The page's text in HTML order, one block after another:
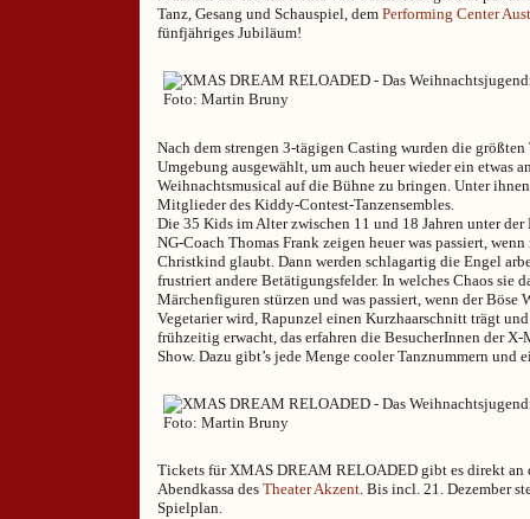
Tanz, Gesang und Schauspiel, dem Performing Center
fünfjähriges Jubiläum!
Nach dem strengen 3-tägigen Casting wurden die größten
Umgebung ausgewählt, um auch heuer wieder ein etwas
Weihnachtsmusical auf die Bühne zu bringen. Unter
Mitglieder des Kiddy-Contest-Tanzensembles.
Die 35 Kids im Alter zwischen 11 und 18 Jahren unter
NG-Coach Thomas Frank zeigen heuer was passiert,
Christkind glaubt. Dann werden schlagartig die Engel
frustriert andere Betätigungsfelder. In welches Chaos sie
Märchenfiguren stürzen und was passiert, wenn der
Vegetarier wird, Rapunzel einen Kurzhaarschnitt trägt
frühzeitig erwacht, das erfahren die BesucherInnen der X-
Show. Dazu gibt’s jede Menge cooler Tanznummern und
Tickets für XMAS DREAM RELOADED gibt es direkt an
Abendkassa des Theater Akzent. Bis incl. 21. Dezember
Spielplan.